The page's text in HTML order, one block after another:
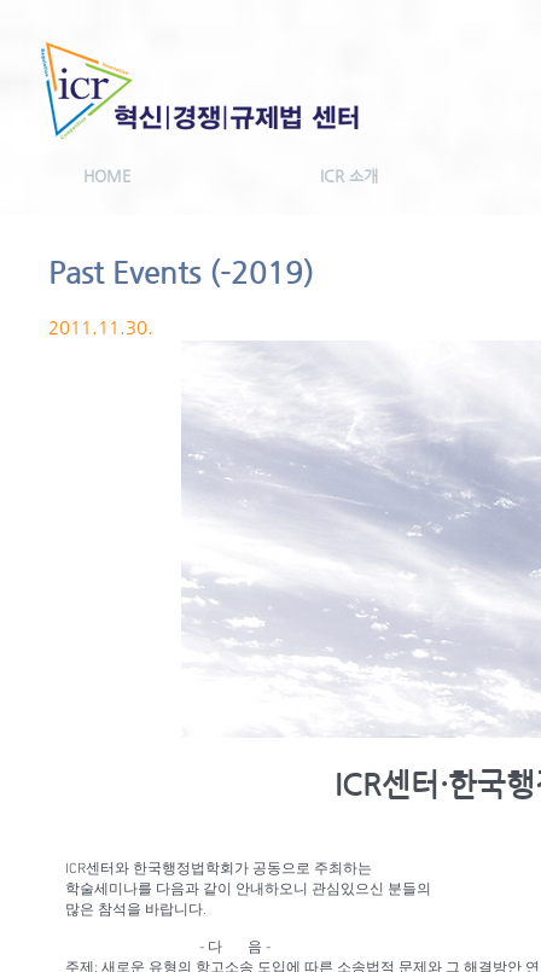
HOME ICR 소개
Past Events (-2019)
2011.11.30.
ICR센터·한국
ICR센터와 한국행정법학회가 공동으로 주최하는
학술세미나를 다음과 같이 안내하오니 관심있으신 분들의
많은 참석을 바랍니다.
- 다 음 -
주제: 새로운 유형의 항고소송 도입에 따른 소송법적 문제와 그 해결방안